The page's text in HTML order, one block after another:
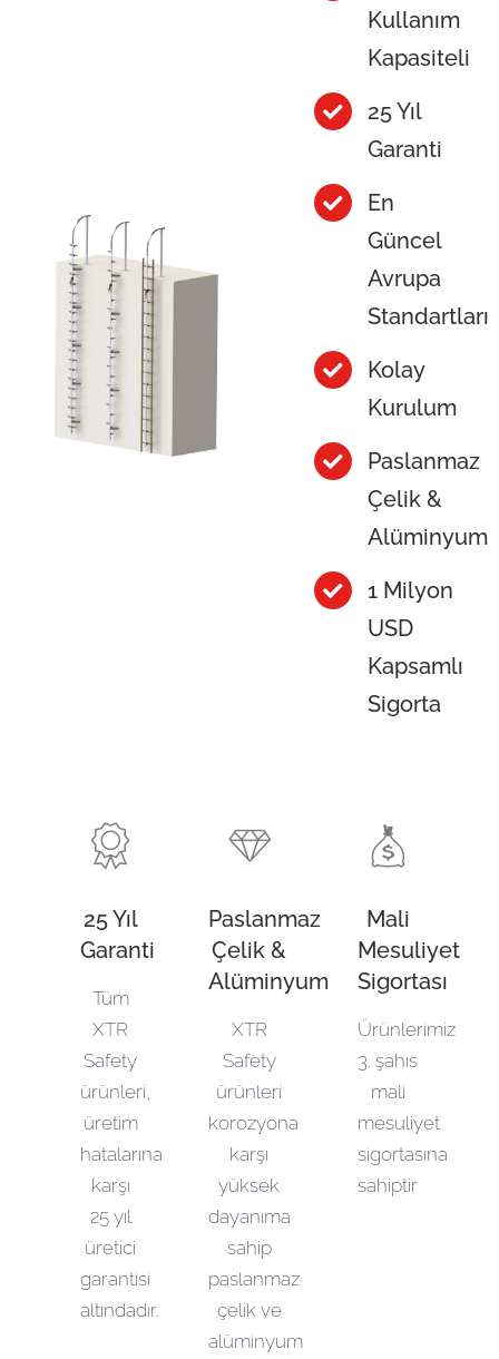
Kullanım
Kapasiteli
25 Yıl
Garanti
En
Güncel
Avrupa
Standartları
Kolay
Kurulum
Paslanmaz
Çelik &
Alüminyum
1 Milyon
USD
Kapsamlı
Sigorta
25 Yıl
Garanti
Tüm
XTR
Safety
ürünleri,
üretim
hatalarına
karşı
25 yıl
üretici
garantisi
altındadır.
Paslanmaz
Çelik &
Alüminyum
XTR
Safety
ürünleri
korozyona
karşı
yüksek
dayanıma
sahip
paslanmaz
çelik ve
alüminyum
Mali
Mesuliyet
Sigortası
Ürünlerimiz
3. şahıs
mali
mesuliyet
sigortasına
sahiptir